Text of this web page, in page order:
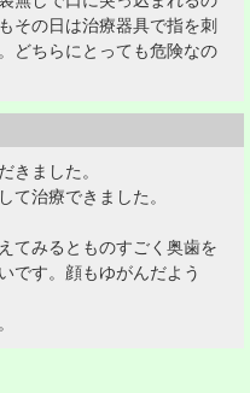
その日は治療器具で指を刺
どちらにとっても危険なの
きました。
て治療できました。
てみるとものすごく奥歯を
です。顔もゆがんだよう